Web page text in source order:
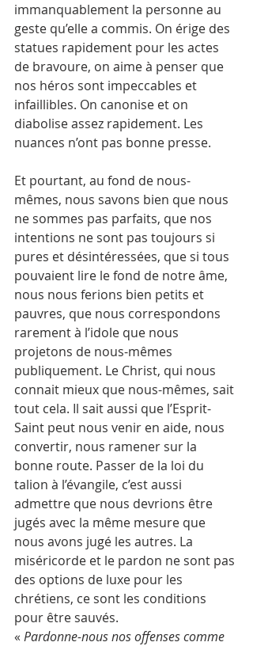
immanquablement la personne au
geste qu’elle a commis. On érige des
statues rapidement pour les actes
de bravoure, on aime à penser que
nos héros sont impeccables et
infaillibles. On canonise et on
diabolise assez rapidement. Les
nuances n’ont pas bonne presse.
Et pourtant, au fond de nous-
mêmes, nous savons bien que nous
ne sommes pas parfaits, que nos
intentions ne sont pas toujours si
pures et désintéressées, que si tous
pouvaient lire le fond de notre âme,
nous nous ferions bien petits et
pauvres, que nous correspondons
rarement à l’idole que nous
projetons de nous-mêmes
publiquement. Le Christ, qui nous
connait mieux que nous-mêmes, sait
tout cela. Il sait aussi que l’Esprit-
Saint peut nous venir en aide, nous
convertir, nous ramener sur la
bonne route. Passer de la loi du
talion à l’évangile, c’est aussi
admettre que nous devrions être
jugés avec la même mesure que
nous avons jugé les autres. La
miséricorde et le pardon ne sont pas
des options de luxe pour les
chrétiens, ce sont les conditions
pour être sauvés.
« Pardonne-nous nos offenses comme